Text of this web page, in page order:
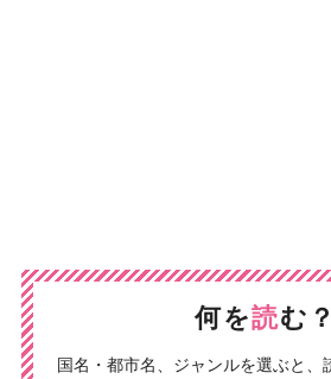
何を読む？
国名・都市名、ジャンルを選ぶと、